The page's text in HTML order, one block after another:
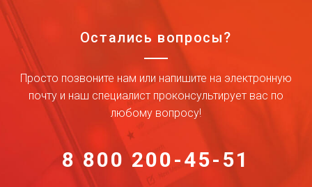
Остались вопросы?
Просто позвоните нам или напишите на электронную
почту и наш специалист проконсультирует вас по
любому вопросу!
8 800 200-45-51